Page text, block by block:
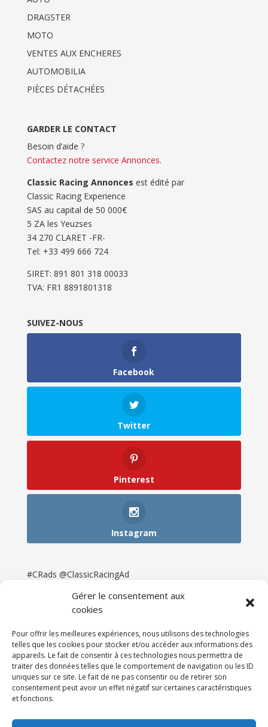
Gérer le consentement aux
cookies
Pour offrir les meilleures expériences, nous utilisons des technologies
telles que les cookies pour stocker et/ou accéder aux informations des
appareils. Le fait de consentir à ces technologies nous permettra de
traiter des données telles que le comportement de navigation ou les ID
uniques sur ce site. Le fait de ne pas consentir ou de retirer son
consentement peut avoir un effet négatif sur certaines caractéristiques
et fonctions.
DRAGSTER
MOTO
VENTES AUX ENCHERES
AUTOMOBILIA
PIÈCES DÉTACHÉES
GARDER LE CONTACT
Besoin d’aide ?
Contactez notre service Annonces.
Classic Racing Annonces est édité par
Classic Racing Experience
SAS au capital de 50 000€
5 ZA les Yeuzses
34 270 CLARET -FR-
Tel: ‭+33 499 666 724‬
SIRET: 891 801 318 00033
TVA: FR1 8891801318
SUIVEZ-NOUS
Facebook
Twitter
Pinterest
Instagram
#CRads @ClassicRacingAd
Newsletter & Presse
Partenaires Tarifs